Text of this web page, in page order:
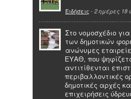
Ειδήσεις - 2 ημέρες 18
Στο νομοσχέδιο
των δημοτικών
ανώνυμες
ΕΥΑΘ, που
αντιτίθενται
περιβαλλοντικές
δημοτικές αρχές
επιχειρήσεις